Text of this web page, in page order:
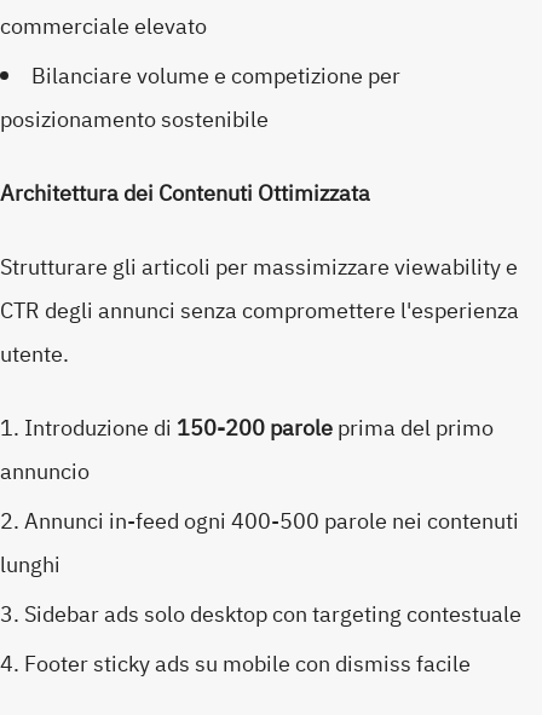
commerciale elevato
Bilanciare volume e competizione per
posizionamento sostenibile
Architettura dei Contenuti Ottimizzata
Strutturare gli articoli per massimizzare viewability e
CTR degli annunci senza compromettere l'esperienza
utente.
Introduzione di 150-200 paroleprima del primo
annuncio
Annunci in-feed ogni 400-500 parole nei contenuti
lunghi
Sidebar ads solo desktop con targeting contestuale
Footer sticky ads su mobile con dismiss facile